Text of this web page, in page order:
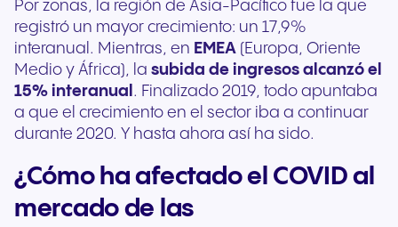
Por zonas, la región de Asia-Pacífico fue la que
registró un mayor crecimiento: un 17,9%
interanual. Mientras, en EMEA (Europa, Oriente
Medio y África), la subida de ingresos alcanzó el
15% interanual . Finalizado 2019, todo apuntaba
a que el crecimiento en el sector iba a continuar
durante 2020. Y hasta ahora así ha sido.
¿Cómo ha afectado el COVID al
mercado de las